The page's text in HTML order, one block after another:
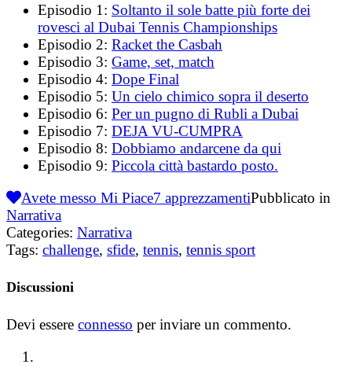
Episodio 1: Soltanto il sole batte più forte dei
rovesci al Dubai Tennis Championships
Episodio 2: Racket the Casbah
Episodio 3: Game, set, match
Episodio 4: Dope Final
Episodio 5: Un cielo chimico sopra il deserto
Episodio 6: Per un pugno di Rubli a Dubai
Episodio 7: DEJA VU-CUMPRA
Episodio 8: Dobbiamo andarcene da qui
Episodio 9: Piccola città bastardo posto.
Avete messo Mi Piace7 apprezzamentiPubblicato in
Narrativa
Categories: Narrativa
Tags: challenge, sfide, tennis, tennis sport
Discussioni
Devi essere connesso per inviare un commento.